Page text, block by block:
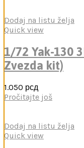
Dodaj na listu želja
Quick view
1/72 Yak-130
Zvezda kit)
1.050 рсд
Pročitajte još
Dodaj na listu želja
Quick view